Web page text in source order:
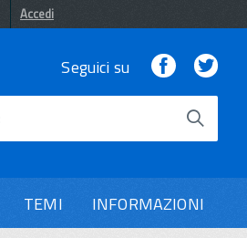
Accedi
Seguici su Facebook
TEMI INFORMAZIONI